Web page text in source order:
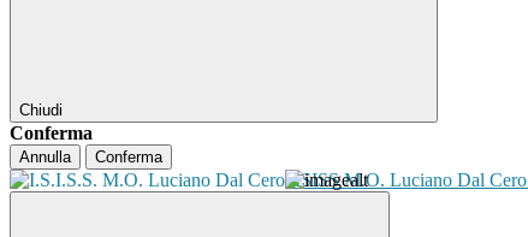
Chiudi
Conferma
Annulla Conferma
ISISS M.O. Luciano Dal Cero